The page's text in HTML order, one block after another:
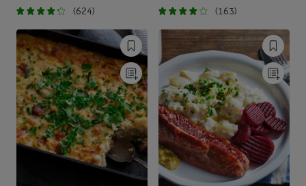
(624) (163)